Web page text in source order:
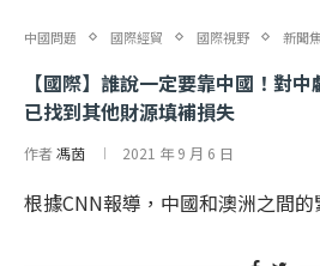
中國問題 國際經貿 國際視野 新聞
【國際】誰說一定要靠中國！對
已找到其他財源填補損失
作者馮茵 2021 年 9 月 6 日
根據CNN報導，中國和澳洲之間